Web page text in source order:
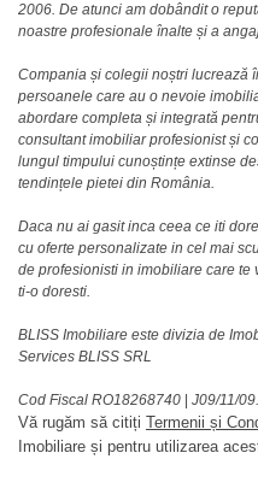
2006. De atunci am dobândit o
noastre profesionale înalte și a
Compania și colegii noștri lucrează
persoanele care au o nevoie
abordare completa și integrată
consultant imobiliar profesionist și
lungul timpului cunoștințe extinse
tendințele pietei din România.
Daca nu ai gasit inca ceea ce iti
cu oferte personalizate in cel mai
de profesionisti in imobiliare care te
ti-o doresti.
BLISS Imobiliare este divizia de
Services BLISS SRL
Cod Fiscal RO18268740 J09/11/
Vă rugăm să citiți Termenii și
Imobiliare și pentru utilizarea